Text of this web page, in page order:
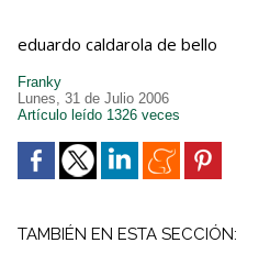
eduardo caldarola de bello
Franky
Lunes, 31 de Julio 2006
Artículo leído 1326 veces
TAMBIÉN EN ESTA SECCIÓN: